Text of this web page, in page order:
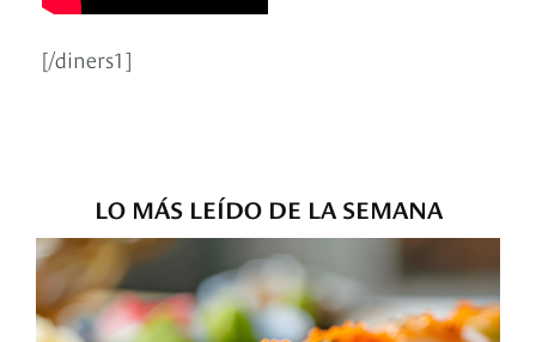
[/diners1]
LO MÁS LEÍDO DE LA SEMANA